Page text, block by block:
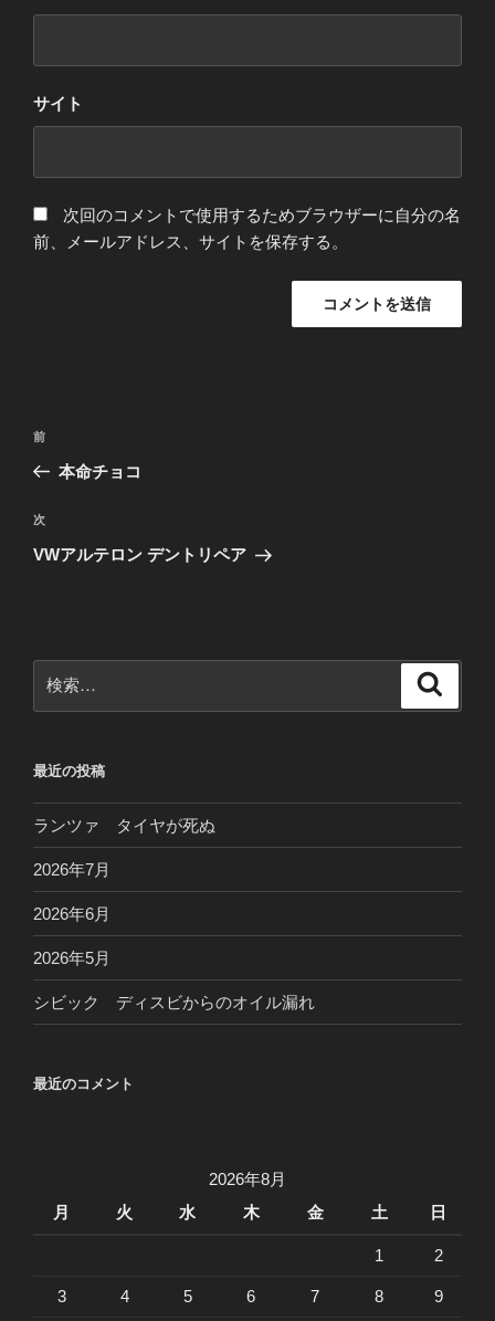
サイト
次回のコメントで使用するためブラウザーに自分の名
前、メールアドレス、サイトを保存する。
投
ビ
ゲ
ン
前
の
稿
前
本命チョコ
次
の
次
VWアルテロン デントリペア
索:
最近の投稿
ランツァ タイヤが死ぬ
2026年7月
2026年6月
2026年5月
シビック ディスビからのオイル漏れ
最近のコメント
2026年8月
月
火 水 木 金 土 日
1 2
3 4 5 6 7 8 9